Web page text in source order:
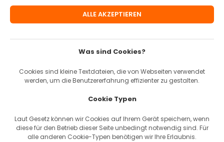
Öffnungszeiten
Über uns
Widerrufsbelehrung
Impressum
Datenschutz
Service
Was sind Cookies?
Cookies sind kleine Textdateien, die von Webseiten verwendet
werden, um die Benutzererfahrung effizienter zu gestalten.
Cookie Typen
Laut Gesetz können wir Cookies auf Ihrem Gerät speichern, wenn
diese für den Betrieb dieser Seite unbedingt notwendig sind. Für
alle anderen Cookie-Typen benötigen wir Ihre Erlaubnis.